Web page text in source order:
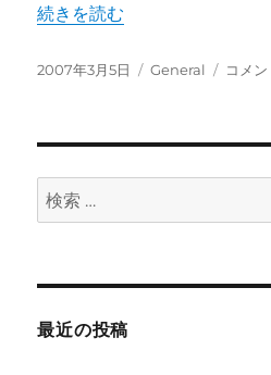
“もう、春ですねー” の
続きを読む
投
2007年3月5日
カ
General
も
ね
に
コメン
検
索:
最近の投稿